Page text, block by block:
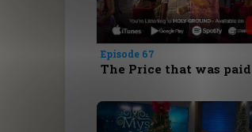
Episode 67
The Price that was paid